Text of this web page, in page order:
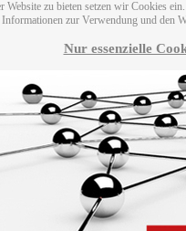
Website zu bieten setzen wir Cookies
Informationen zur Verwendung und den
Nur essenzielle